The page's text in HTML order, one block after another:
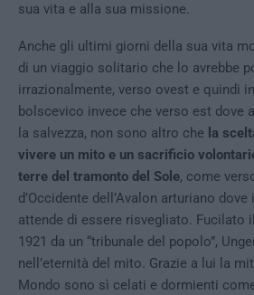
sua vita e alla sua missione.
Anche gli ultimi giorni della sua vita
di un viaggio solitario che lo avrebbe
irrazionalmente, verso ovest e quindi
bolscevico invece che verso est dove
la salvezza, non sono altro che la
vivere un mito e un sacrificio
terre del tramonto del Sole, come
d’Occidente dell’Avalon arturiano
attende di essere risvegliato. Fucilato
1921 da un “tribunale del popolo”,
nell’eternità del mito. Grazie a lui la
Mondo sono sì celati e dormienti